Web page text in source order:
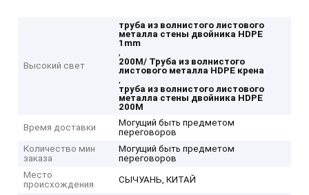
Высокий свет
труба из волнистого листового
металла стены двойника HDPE
1mm
,
200M/ Труба из волнистого
листового металла HDPE крена
,
труба из волнистого листового
металла стены двойника HDPE
200M
Время доставки
Могущий быть предметом
переговоров
Количество мин
заказа
Могущий быть предметом
переговоров
Место
происхождения
СЫЧУАНЬ, КИТАЙ